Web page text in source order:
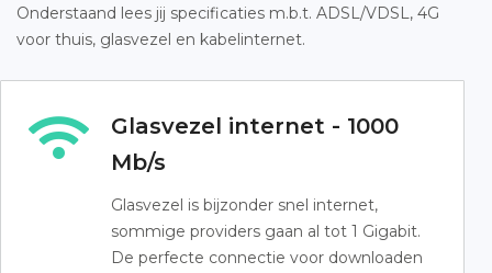
Onderstaand lees jij specificaties m.b.t. ADSL/VDSL, 4G
voor thuis, glasvezel en kabelinternet.
Glasvezel internet - 1000
Mb/s
Glasvezel is bijzonder snel internet,
sommige providers gaan al tot 1 Gigabit.
De perfecte connectie voor downloaden